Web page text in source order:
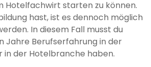
Hotelfachwirt starten zu können.
hast, ist es dennoch möglich
In diesem Fall musst du
Jahre Berufserfahrung in der
in der Hotelbranche haben.